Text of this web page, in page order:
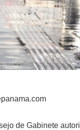
de Gabinete